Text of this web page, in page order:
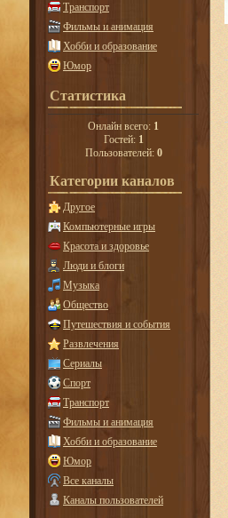
Транспорт
Фильмы и анимация
Хобби и образование
Юмор
Статистика
Онлайн всего: 1
Гостей: 1
Пользователей: 0
Категории каналов
Другое
Компьютерные игры
Красота и здоровье
Люди и блоги
Музыка
Общество
Путешествия и события
Развлечения
Сериалы
Спорт
Транспорт
Фильмы и анимация
Хобби и образование
Юмор
Все каналы
Каналы пользователей